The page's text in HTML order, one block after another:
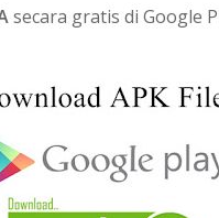
secara gratis di Google